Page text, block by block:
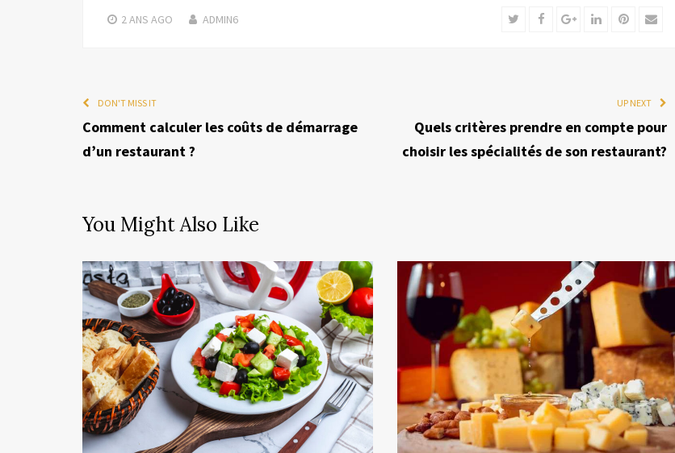
2 ANS AGO ADMIN6 TwitterFacebookGoogle+LinkedInPinterest
Email
DON'T MISS IT
Comment calculer les coûts de démarrage
d’un restaurant ?
UP NEXT
Quels critères prendre en compte pour
choisir les spécialités de son restaurant?
You Might Also Like